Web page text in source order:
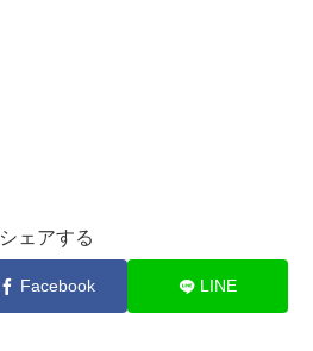
シェアする
Facebook LINE